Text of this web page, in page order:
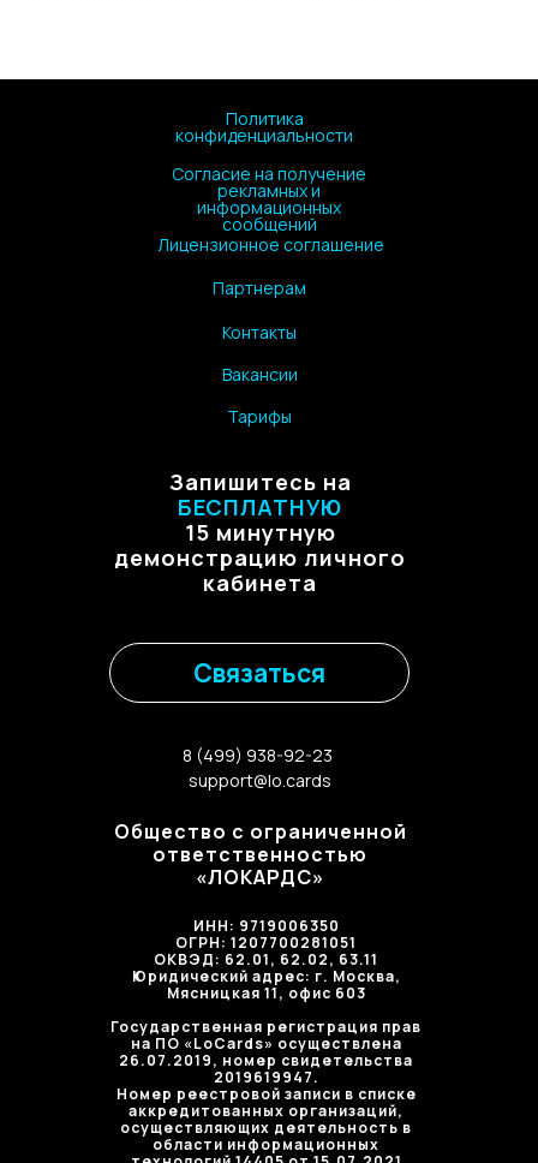
Политика
конфиденциальности
Согласие на получение
рекламных и
информационных
сообщений
Партнерам
Контакты
Запишитесь на
БЕСПЛАТНУЮ
15 минутную
демонстрацию личного
кабинета
support@lo.cards
8 (499) 938-92-23
Связаться
Лицензионное соглашение
Вакансии
Тарифы
Общество с ограниченной
ответственностью
«ЛОКАРДС»
ИНН: 9719006350
ОГРН: 1207700281051
ОКВЭД: 62.01, 62.02, 63.11
Юридический адрес: г. Москва,
Мясницкая 11, офис 603
Государственная регистрация прав
на ПО «LoCards» осуществлена
26.07.2019, номер свидетельства
2019619947.
Номер реестровой записи в списке
аккредитованных организаций,
осуществляющих деятельность в
области информационных